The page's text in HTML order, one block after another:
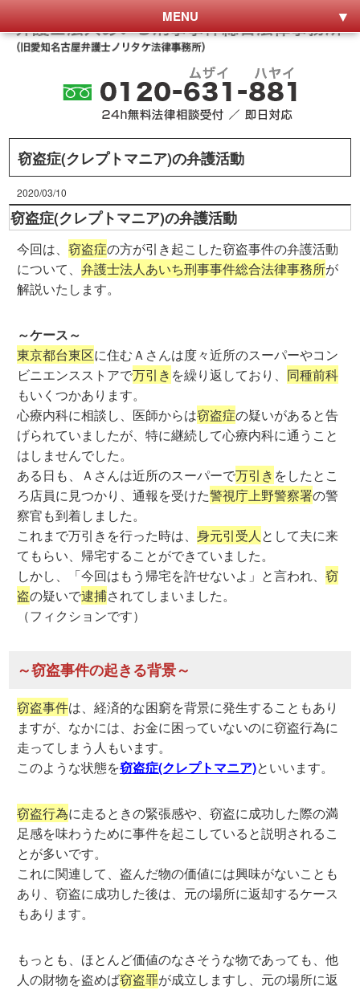
MENU
窃盗症(クレプトマニア)の弁護活動
2020/03/10
窃盗症(クレプトマニア)の弁護活動
今回は、窃盗症の方が引き起こした窃盗事件の弁護活動
について、弁護士法人あいち刑事事件総合法律事務所が
解説いたします。
～ケース～
東京都台東区に住むＡさんは度々近所のスーパーやコン
ビニエンスストアで万引き を繰り返しており、 同種前科
もいくつかあります。
心療内科に相談し、医師からは窃盗症の疑いがあると告
げられていましたが、特に継続して心療内科に通うこと
はしませんでした。
ある日も、Ａさんは近所のスーパーで万引き をしたとこ
ろ店員に見つかり、通報を受けた警視庁上野警察署の警
察官も到着しました。
これまで万引きを行った時は、身元引受人として夫に来
てもらい、帰宅することができていました。
しかし、「今回はもう帰宅を許せないよ」と言われ、窃
盗の疑いで逮捕されてしまいました。
（フィクションです）
～窃盗事件の起きる背景～
窃盗事件は、経済的な困窮を背景に発生することもあり
ますが、なかには、お金に困っていないのに窃盗行為に
走ってしまう人もいます。
このような状態を窃盗症(クレプトマニア)といいます。
窃盗行為に走るときの緊張感や、窃盗に成功した際の満
足感を味わうために事件を起こしていると説明されるこ
とが多いです。
これに関連して、盗んだ物の価値には興味がないことも
あり、窃盗に成功した後は、元の場所に返却するケース
もあります。
もっとも、ほとんど価値のなさそうな物であっても、他
人の財物を盗めば窃盗罪が成立しますし、元の場所に返